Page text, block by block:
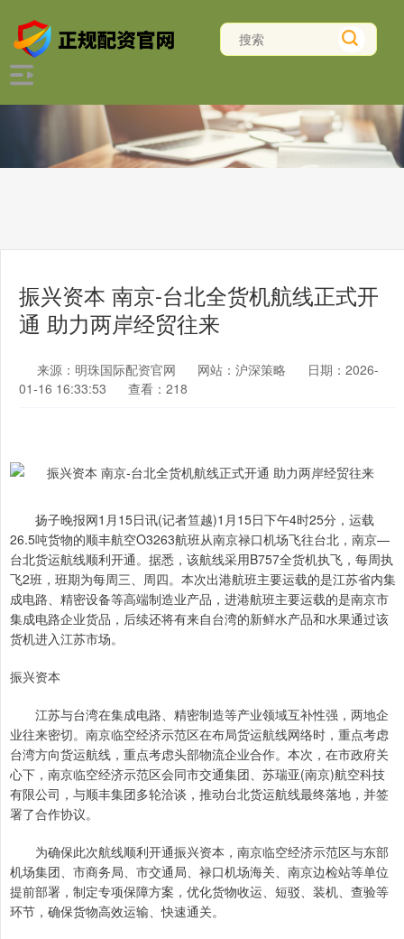
振兴资本 南京-台北全货机航线正式开
通 助力两岸经贸往来
来源：明珠国际配资官网 网站：沪深策略
日期：2026-
01-16 16:33:53
查看：218
扬子晚报网1月15日讯(记者笪越)1月15日下午4时25分，运载
26.5吨货物的顺丰航空O3263航班从南京禄口机场飞往台北，南京—
台北货运航线顺利开通。据悉，该航线采用B757全货机执飞，每周执
飞2班，班期为每周三、周四。本次出港航班主要运载的是江苏省内集
成电路、精密设备等高端制造业产品，进港航班主要运载的是南京市
集成电路企业货品，后续还将有来自台湾的新鲜水产品和水果通过该
货机进入江苏市场。
振兴资本
江苏与台湾在集成电路、精密制造等产业领域互补性强，两地企
业往来密切。南京临空经济示范区在布局货运航线网络时，重点考虑
台湾方向货运航线，重点考虑头部物流企业合作。本次，在市政府关
心下，南京临空经济示范区会同市交通集团、苏瑞亚(南京)航空科技
有限公司，与顺丰集团多轮洽谈，推动台北货运航线最终落地，并签
署了合作协议。
为确保此次航线顺利开通振兴资本，南京临空经济示范区与东部
机场集团、市商务局、市交通局、禄口机场海关、南京边检站等单位
提前部署，制定专项保障方案，优化货物收运、短驳、装机、查验等
环节，确保货物高效运输、快速通关。